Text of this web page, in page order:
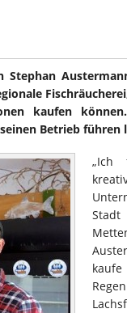
kaufen
Betrieb führen
„Ich